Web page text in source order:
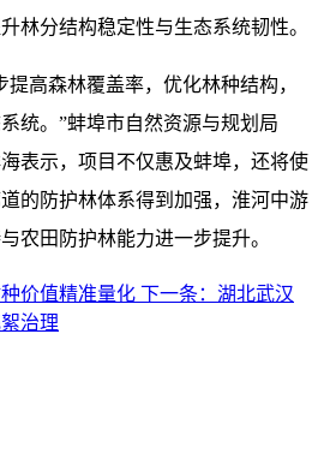
林分结构稳定性与生态系统韧性。
高森林覆盖率，优化林种结构，
统。”蚌埠市自然资源与规划局
表示，项目不仅惠及蚌埠，还将使
的防护林体系得到加强，淮河中游
农田防护林能力进一步提升。
价值精准量化 下一条： 湖北武汉
治理